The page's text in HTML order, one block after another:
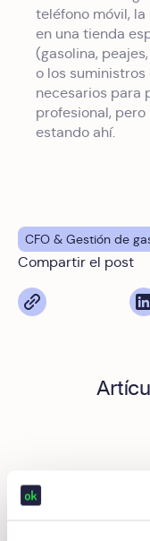
Compartir el post
teléfono móvil,
en una tienda
(gasolina,
o los suministros
necesarios para
profesional,
estando ahí.
CFO & Gestión de